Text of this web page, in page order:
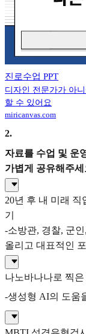
진로수업 PPT
디자인 전문가가 아
할 수 있어요
miricanvas.com
2.
자료를 수업 및 운
가볍게 공유해주세
20년 후 내 미래
기
-소방관, 경찰, 군
올리고 대표적인
나노바나나로 찍
-생성형 AI의 도움